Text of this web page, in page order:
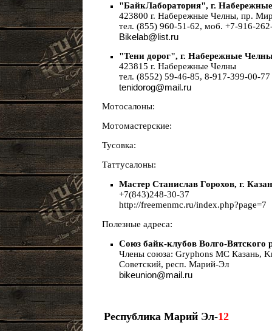
"БайкЛаборатория", г.
423800 г. Набережные Челны, пр.
тел. (855) 960-51-62, моб. +7-916-
Bikelab@list.ru
"Тени дорог", г. Набережные
423815 г. Набережные Челны
тел. (8552) 59-46-85, 8-917-399-00-77
tenidorog@mail.ru
Мотосалоны:
Мотомастерские:
Тусовка:
Таттусалоны:
Мастер Станислав Горохов, г.
+7(843)248-30-37
http://freemenmc.ru/index.php?page=7
Полезные адреса:
Союз байк-клубов Волго-Вятского
Члены союза: Gryphons MC Казань,
Советский, респ. Марий-Эл
bikeunion@mail.ru
Республика Марий Эл-12